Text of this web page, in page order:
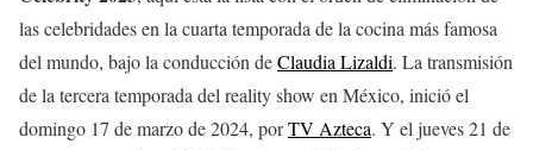
las celebridades en la cuarta temporada de la cocina más famosa
del mundo, bajo la conducción deClaudia Lizaldi. La transmisión
de la tercera temporada del reality show en México, inició el
domingo 17 de marzo de 2024, porTV Azteca. Y el jueves 21 de